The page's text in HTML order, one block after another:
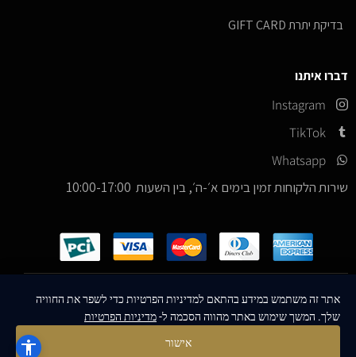
בדיקת יתרת GIFT CARD
דברו איתנו
Instagram
TikTok
Whatsapp
שירות הלקוחות זמין בימים א׳-ה׳, בין השעות 10:00-17:00
כל הזכויות שמורות – ICE Sneakers© 2026
אתר זה משתמש במידע בהתאם למדיניות הפרטיות כדי לשפר את החוויה
שלך. המשך שימוש באתר מהווה הסכמה ל-מדיניות הפרטיות
אישור